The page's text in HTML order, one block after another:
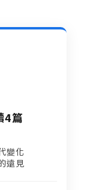
4篇
變化​
遠見